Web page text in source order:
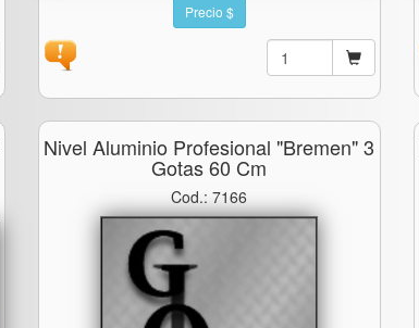
Precio $
Nivel Aluminio Profesional "bremen" 3
Gotas 60 Cm
Cod.: 7166